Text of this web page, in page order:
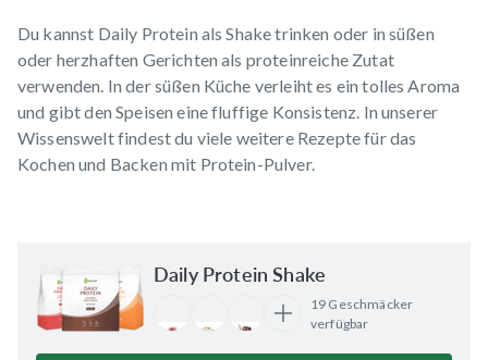
Du kannst Daily Protein als Shake trinken oder in süßen
oder herzhaften Gerichten als proteinreiche Zutat
verwenden. In der süßen Küche verleiht es ein tolles Aroma
und gibt den Speisen eine fluffige Konsistenz. In unserer
Wissensweltfindest du viele weitere Rezepte für das
Kochen und Backen mit Protein-Pulver.
Daily Protein Shake
19 Geschmäcker
verfügbar